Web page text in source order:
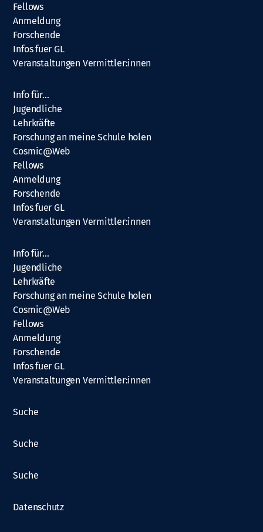
Fellows
Anmeldung
Forschende
Infos fuer GL
Veranstaltungen Vermittler:innen
Info für…
Jugendliche
Lehrkräfte
Forschung an meine Schule holen
Cosmic@Web
Fellows
Anmeldung
Forschende
Infos fuer GL
Veranstaltungen Vermittler:innen
Info für…
Jugendliche
Lehrkräfte
Forschung an meine Schule holen
Cosmic@Web
Fellows
Anmeldung
Forschende
Infos fuer GL
Veranstaltungen Vermittler:innen
Suche
Suche
Suche
Datenschutz